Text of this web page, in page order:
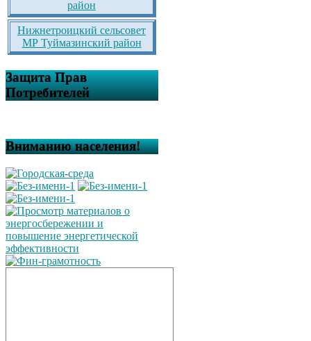
район
Нижнетроицкий сельсовет
МР Туймазинский район
Защита Прав
Потребителей
Вниманию населения!